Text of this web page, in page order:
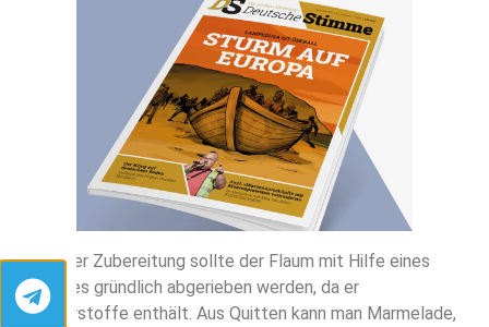
Vor der Zubereitung sollte der Flaum mit Hilfe eines
Tuches gründlich abgerieben werden, da er
Bitterstoffe enthält. Aus Quitten kann man Marmelade,